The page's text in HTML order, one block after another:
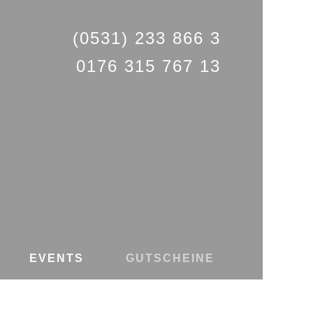
(0531) 233 866 3
0176 315 767 13
EVENTS GUTSCHEINE